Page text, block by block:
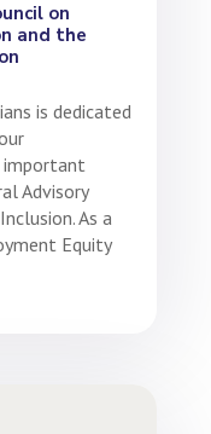
on
and the
is dedicated
important
Advisory
As a
Equity